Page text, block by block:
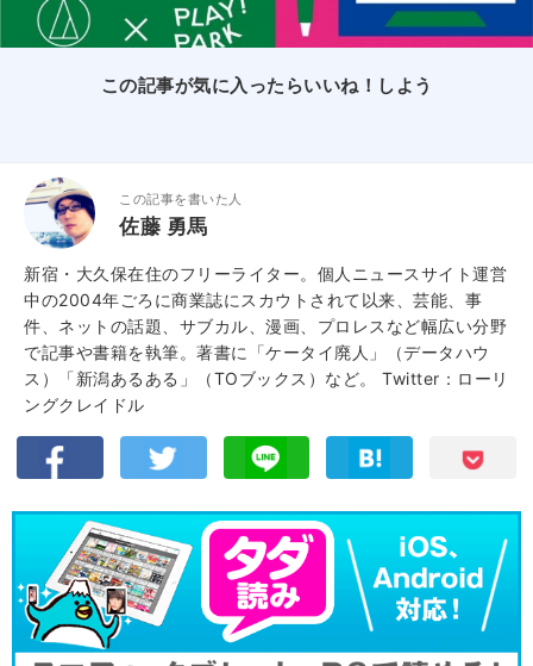
この記事が気に入ったらいいね！しよう
この記事を書いた人
佐藤 勇馬
新宿・大久保在住のフリーライター。個人ニュースサイト運営
中の2004年ごろに商業誌にスカウトされて以来、芸能、事
件、ネットの話題、サブカル、漫画、プロレスなど幅広い分野
で記事や書籍を執筆。著書に「ケータイ廃人」（データハウ
ス）「新潟あるある」（TOブックス）など。 Twitter：ローリ
ングクレイドル